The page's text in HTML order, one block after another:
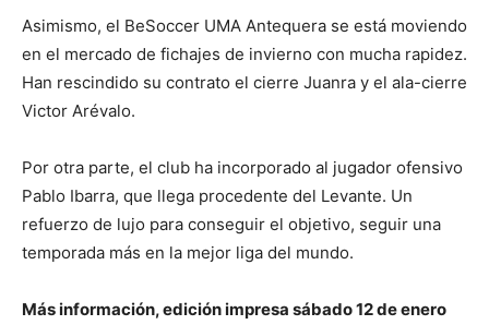
Asimismo, el BeSoccer UMA Antequera se está moviendo
en el mercado de fichajes de invierno con mucha rapidez.
Han rescindido su contrato el cierre Juanra y el ala-cierre
Victor Arévalo.
Por otra parte, el club ha incorporado al jugador ofensivo
Pablo Ibarra, que llega procedente del Levante. Un
refuerzo de lujo para conseguir el objetivo, seguir una
temporada más en la mejor liga del mundo.
Más información, edición impresa sábado 12 de enero